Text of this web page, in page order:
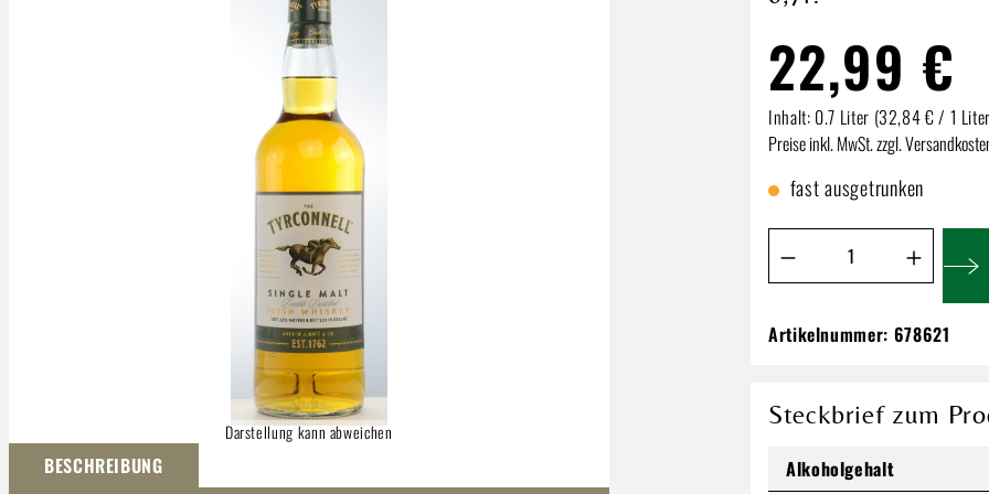
Darstellung kann abweichen
BESCHREIBUNG
22,99 €
Inhalt: 0.7 Liter (32,84 € / 1
Preise inkl. MwSt. zzgl.
fast ausgetrunken
Produkt Anzahl: Gib
The Tyrconnell
22,99 €
Preise inkl. MwSt. zzgl. Versandkosten
Artikelnummer: 678621
Steckbrief zum
Alkoholgehalt